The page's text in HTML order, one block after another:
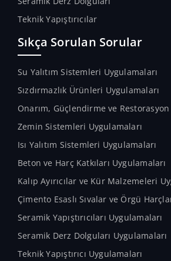
Teknik Yapıştırıcılar
Sıkça Sorulan Sorular
Su Yalıtım Sistemleri Uygulamaları
Sızdırmazlık Ürünleri Uygulamaları
Onarım, Güçlendirme ve
Zemin Sistemleri Uygulamaları
Isı Yalıtım Sistemleri Uygulamaları
Beton ve Harç Katkıları Uygulamaları
Kalıp Ayırıcılar ve Kür Malzemeleri
Çimento Esaslı Sıvalar ve Örgü
Seramik Yapıştırıcıları Uygulamaları
Seramik Derz Dolguları Uygulamaları
Teknik Yapıştırıcı Uygulamaları